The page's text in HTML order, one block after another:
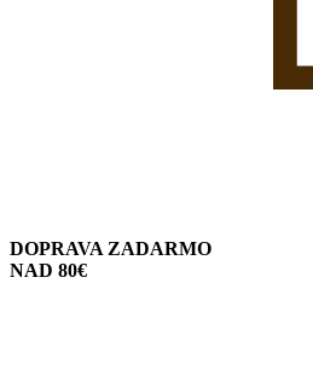
DOPRAVA ZADARMO
NAD 80€